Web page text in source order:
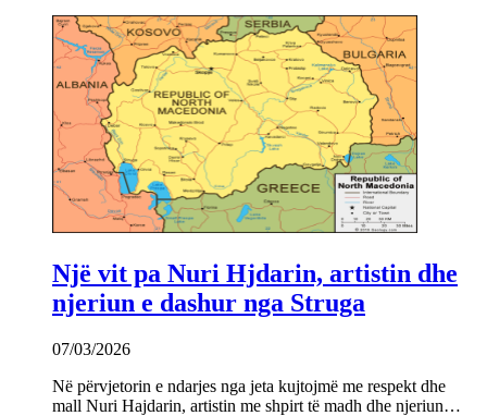
Një vit pa Nuri Hjdarin, artistin dhe
njeriun e dashur nga Struga
07/03/2026
Në përvjetorin e ndarjes nga jeta kujtojmë me respekt dhe
mall Nuri Hajdarin, artistin me shpirt të madh dhe njeriun…